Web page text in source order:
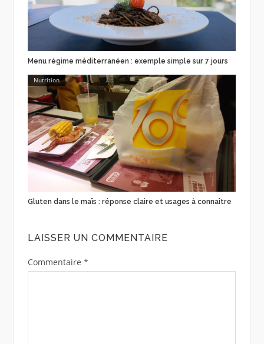
Menu régime méditerranéen : exemple simple sur 7 jours
Nutrition
Gluten dans le maïs : réponse claire et usages à connaître
LAISSER UN COMMENTAIRE
Commentaire *